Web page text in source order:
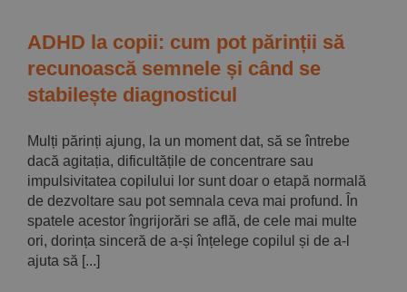
ADHD la copii: cum pot părinții să
recunoască semnele și când se
stabilește diagnosticul
Mulți părinți ajung, la un moment dat, să se întrebe
dacă agitația, dificultățile de concentrare sau
impulsivitatea copilului lor sunt doar o etapă normală
de dezvoltare sau pot semnala ceva mai profund. În
spatele acestor îngrijorări se află, de cele mai multe
ori, dorința sinceră de a-și înțelege copilul și de a-l
ajuta să [...]